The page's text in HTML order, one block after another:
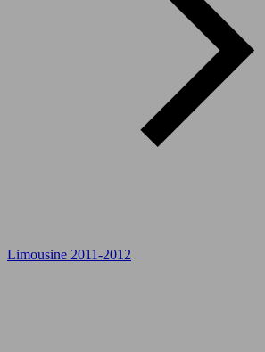
Limousine 2011-2012